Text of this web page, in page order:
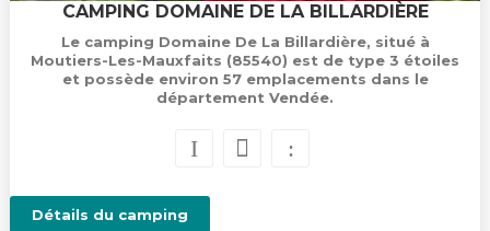
CAMPING DOMAINE DE LA BILLARDIÈRE
Le camping Domaine De La Billardière, situé à
Moutiers-Les-Mauxfaits (85540) est de type 3 étoiles
et possède environ 57 emplacements dans le
département Vendée.
Détails du camping